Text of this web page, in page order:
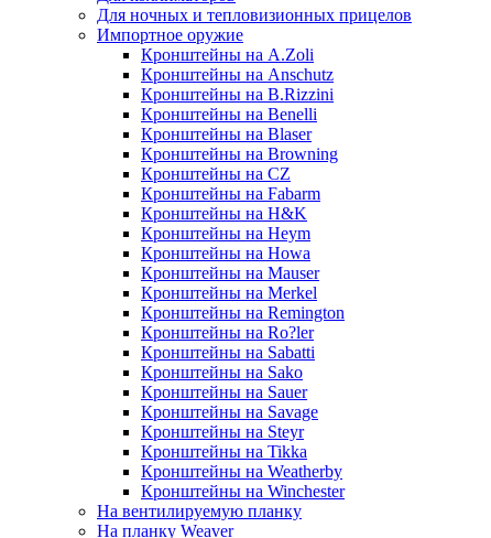
Для ночных и тепловизионных прицелов
Импортное оружие
Кронштейны на A.Zoli
Кронштейны на Anschutz
Кронштейны на B.Rizzini
Кронштейны на Benelli
Кронштейны на Blaser
Кронштейны на Browning
Кронштейны на CZ
Кронштейны на Fabarm
Кронштейны на H&K
Кронштейны на Heym
Кронштейны на Howa
Кронштейны на Mauser
Кронштейны на Merkel
Кронштейны на Remington
Кронштейны на Ro?ler
Кронштейны на Sabatti
Кронштейны на Sako
Кронштейны на Sauer
Кронштейны на Savage
Кронштейны на Steyr
Кронштейны на Tikka
Кронштейны на Weatherby
Кронштейны на Winchester
На вентилируемую планку
На планку Weaver